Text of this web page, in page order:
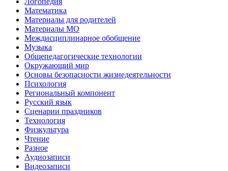
Математика
Материалы для родителей
Материалы МО
Междисциплинарное обобщение
Музыка
Общепедагогические технологии
Окружающий мир
Основы безопасности жизнедеятельности
Психология
Региональный компонент
Русский язык
Сценарии праздников
Технология
Физкультура
Чтение
Разное
Аудиозаписи
Видеозаписи